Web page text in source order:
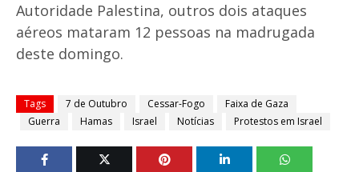
Autoridade Palestina, outros dois ataques
aéreos mataram 12 pessoas na madrugada
deste domingo.
Tags 7 de Outubro Cessar-Fogo
Faixa de Gaza
Guerra
Hamas Israel Notícias Protestos em Israel